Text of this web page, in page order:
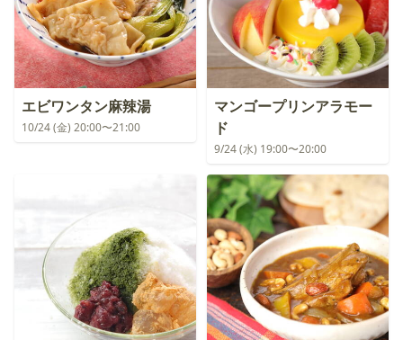
エビワンタン麻辣湯
10/24 (金) 20:00〜21:00
マンゴープリンアラモー
ド
9/24 (水) 19:00〜20:00